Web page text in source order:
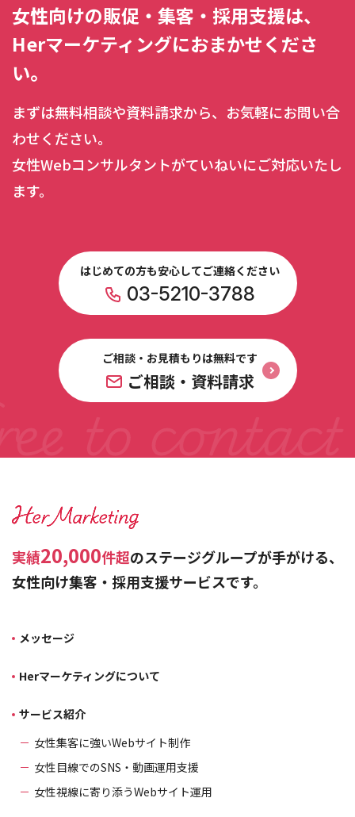
女性向けの販促・集客・採用支援は、
Herマーケティングにおまかせくださ
い。
まずは無料相談や資料請求から、お気軽にお問い合
わせください。
女性Webコンサルタントがていねいにご対応いたし
ます。
はじめての方も安心してご連絡ください
03-5210-3788
ご相談・お見積もりは無料です
ご相談・資料請求
実績20,000件超のステージグループが手がける、
女性向け集客・採用支援サービスです。
メッセージ
Herマーケティングについて
サービス紹介
女性集客に強いWebサイト制作
女性目線でのSNS・動画運用支援
女性視線に寄り添うWebサイト運用